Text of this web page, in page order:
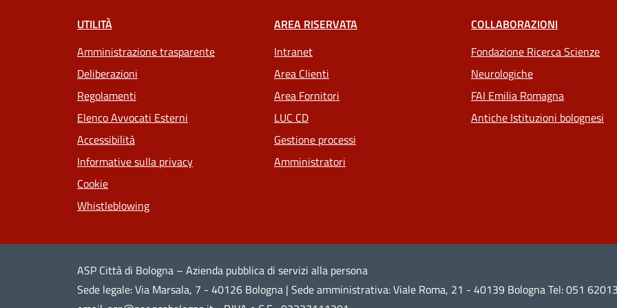
UTILITÀ
Amministrazione trasparente
Deliberazioni
Regolamenti
Elenco Avvocati Esterni
Accessibilità
Informative sulla privacy
Cookie
Whistleblowing
AREA RISERVATA
Intranet
Area Clienti
Area Fornitori
LUC CD
Gestione processi
Amministratori
COLLABORAZIONI
Fondazione Ricerca Scienze
Neurologiche
FAI Emilia Romagna
Antiche Istituzioni bolognesi
ASP Città di Bologna – Azienda pubblica di servizi alla persona
Sede legale: Via Marsala, 7 - 40126 Bologna | Sede amministrativa: Viale Roma, 21 - 40139 Bologna Tel: 051